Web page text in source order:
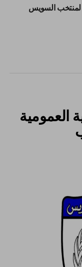
لمنتخب السويس
العمومية